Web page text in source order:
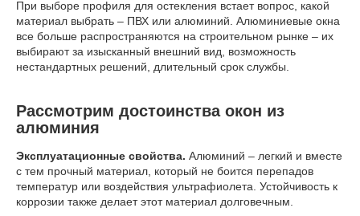
При выборе профиля для остекления встает вопрос, какой
материал выбрать – ПВХ или алюминий. Алюминиевые окна
все больше распространяются на строительном рынке – их
выбирают за изысканный внешний вид, возможность
нестандартных решений, длительный срок службы.
Рассмотрим достоинства окон из
алюминия
Эксплуатационные свойства. Алюминий – легкий и вместе
с тем прочный материал, который не боится перепадов
температур или воздействия ультрафиолета. Устойчивость к
коррозии также делает этот материал долговечным.